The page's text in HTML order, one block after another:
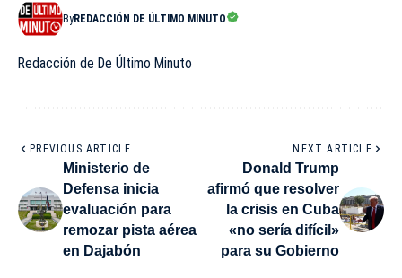
ByREDACCIÓN DE ÚLTIMO MINUTO
Redacción de De Último Minuto
PREVIOUS ARTICLE
Ministerio de
Defensa inicia
evaluación para
remozar pista aérea
en Dajabón
NEXT ARTICLE
Donald Trump
afirmó que resolver
la crisis en Cuba
«no sería difícil»
para su Gobierno